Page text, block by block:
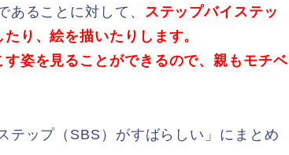
ることに対して、 ステップバイステッ
り、絵を描いたりします。
姿を見ることができるので、親もモチベ
テップ（SBS）がすばらしい」にまとめ